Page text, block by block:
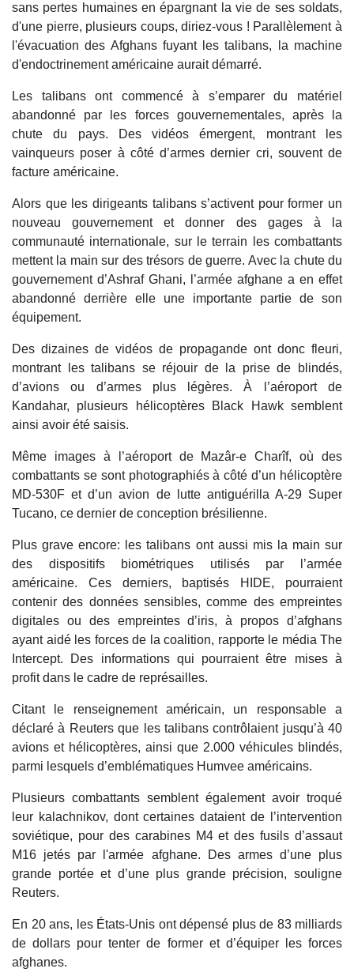
sans pertes humaines en épargnant la vie de ses soldats,
d'une pierre, plusieurs coups, diriez-vous ! Parallèlement à
l'évacuation des Afghans fuyant les talibans, la machine
d'endoctrinement américaine aurait démarré.
Les talibans ont commencé à s’emparer du matériel
abandonné par les forces gouvernementales, après la
chute du pays. Des vidéos émergent, montrant les
vainqueurs poser à côté d’armes dernier cri, souvent de
facture américaine.
Alors que les dirigeants talibans s’activent pour former un
nouveau gouvernement et donner des gages à la
communauté internationale, sur le terrain les combattants
mettent la main sur des trésors de guerre. Avec la chute du
gouvernement d’Ashraf Ghani, l’armée afghane a en effet
abandonné derrière elle une importante partie de son
équipement.
Des dizaines de vidéos de propagande ont donc fleuri,
montrant les talibans se réjouir de la prise de blindés,
d’avions ou d’armes plus légères. À l’aéroport de
Kandahar, plusieurs hélicoptères Black Hawk semblent
ainsi avoir été saisis.
Même images à l’aéroport de Mazâr-e Charîf, où des
combattants se sont photographiés à côté d’un hélicoptère
MD-530F et d’un avion de lutte antiguérilla A-29 Super
Tucano, ce dernier de conception brésilienne.
Plus grave encore: les talibans ont aussi mis la main sur
des dispositifs biométriques utilisés par l’armée
américaine. Ces derniers, baptisés HIDE, pourraient
contenir des données sensibles, comme des empreintes
digitales ou des empreintes d’iris, à propos d’afghans
ayant aidé les forces de la coalition, rapporte le média The
Intercept. Des informations qui pourraient être mises à
profit dans le cadre de représailles.
Citant le renseignement américain, un responsable a
déclaré à Reuters que les talibans contrôlaient jusqu’à 40
avions et hélicoptères, ainsi que 2.000 véhicules blindés,
parmi lesquels d’emblématiques Humvee américains.
Plusieurs combattants semblent également avoir troqué
leur kalachnikov, dont certaines dataient de l’intervention
soviétique, pour des carabines M4 et des fusils d’assaut
M16 jetés par l'armée afghane. Des armes d’une plus
grande portée et d’une plus grande précision, souligne
Reuters.
En 20 ans, les États-Unis ont dépensé plus de 83 milliards
de dollars pour tenter de former et d’équiper les forces
afghanes.